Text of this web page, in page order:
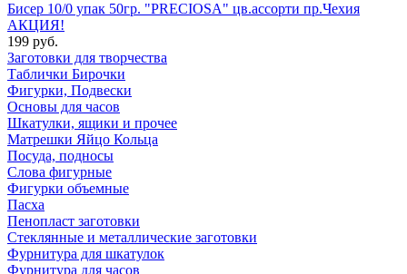
Бисер 10/0 упак 50гр. "PRECIOSA" цв.ассорти пр.Чехия
АКЦИЯ!
199 руб.
Заготовки для творчества
Таблички Бирочки
Фигурки, Подвески
Основы для часов
Шкатулки, ящики и прочее
Матрешки Яйцо Кольца
Посуда, подносы
Слова фигурные
Фигурки объемные
Пасха
Пенопласт заготовки
Стеклянные и металлические заготовки
Фурнитура для шкатулок
Фурнитура для часов